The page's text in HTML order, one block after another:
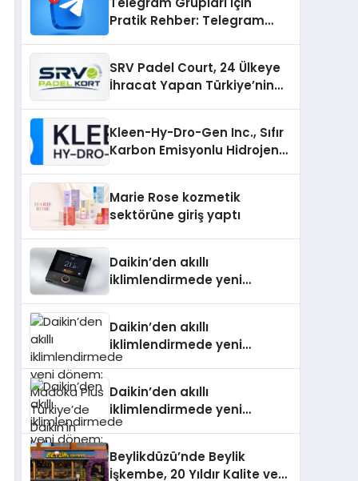
Pratik Rehber: Telegram
SRV Padel Court, 24 Ülkeye
İhracat Yapan Türkiye’nin
Kleen-Hy-Dro-Gen Inc., Sıfır
Karbon Emisyonlu Hidrojen
Aldı
Marie Rose kozmetik
sektörüne giriş yaptı
Daikin’den akıllı
iklimlendirmede yeni
Daikin’den akıllı
iklimlendirmede yeni
dönem: Madoka Plus
dostu tasarımıyla öne çıkan
Madoka ailesinin yeni nesil
teknolojilerle donatılmış son
modeli VRV kontrol ünitesi
Madoka Plus Türkiye’de
Daikin’den akıllı
iklimlendirmede yeni
dönem: Madoka Plus
dostu tasarımıyla öne çıkan
Beylikdüzü’nde Beylik
İşkembe, 20 Yıldır Kalite ve